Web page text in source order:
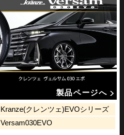
製品ページへ
Kranze(クレンツェ)EVOシリーズ
Versam030EVO